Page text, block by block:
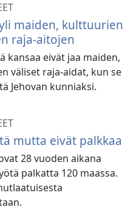
maiden, kulttuurien
raja-aitojen
kansaa eivät jaa maiden,
väliset raja-aidat, kun se
Jehovan kunniaksi.
mutta eivät palkkaa
28 vuoden aikana
palkatta 120 maassa.